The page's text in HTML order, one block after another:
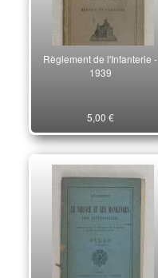
Règlement de l'Infanterie -
1939
5,00 €